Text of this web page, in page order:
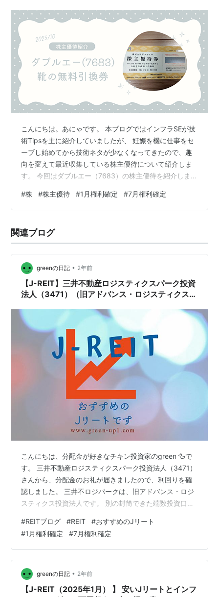
こんにちは。あにゃです。 本ブログではインフラSEが技
術Tipsを主に紹介していましたが、 妊娠を機に仕事をセ
ーブし始めてから技術ネタが少なくなってきたので、趣
向を変えて最近収集している株主優待について紹介しま
す。 今回はダブルエー（7683）の株主優待を紹介しま
（2025年版） 💡ダブルエー優待の魅力とは？ 📈株価・
チャート 📝まとめ｜ダブルエーは「実用優待×年2回」の
ルエーは、婦人靴の企画・販売を手がける企業で、主力
ブランド「ORiental TRaffic」「WA ORiental…
#株 #株主優待 #1月権利確定 #7月権利確定
関連ブログ
greenの日記 • 2年前
【J-REIT】三井不動産ロジスティクスパーク投資
法人（3471）（旧アドバンス・ロジスティクス投
認 ※2024年8月分
こんにちは、分配金が好きなチキン投資家のgreen 🦆で
す。 三井不動産ロジスティクスパーク投資法人（3471）
さんから、分配金のお礼が届きましたので、利回りを確
認しました。 三井不ロジパークは、旧アドバンス・ロジ
スティクス投資法人です。 別の封筒できた端数投資口処
よ👶 三井不動産ロジスティクスパーク投資法人（3471）
は次から7月と1月に権利確定する投資法人です。8月分の
分配金計算書が届いたのは2025年1月22日になりますの
で、権利確定して5か月で分配金計算書が来ました。 届
くの遅くない🤔 それ、分配金ではなく、合併交付金計算
書だから👶 …
#REITブログ #REIT #おすすめのJリート
#1月権利確定 #7月権利確定
greenの日記 • 2年前
【J-REIT（2025年1月） 】 安いJリートとインフ